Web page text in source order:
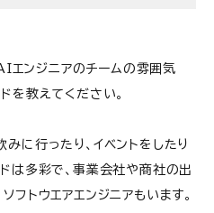
エンジニアのチームの雰囲気
を教えてください。
に行ったり、イベントをしたり
は多彩で、事業会社や商社の出
フトウエアエンジニアもいます。